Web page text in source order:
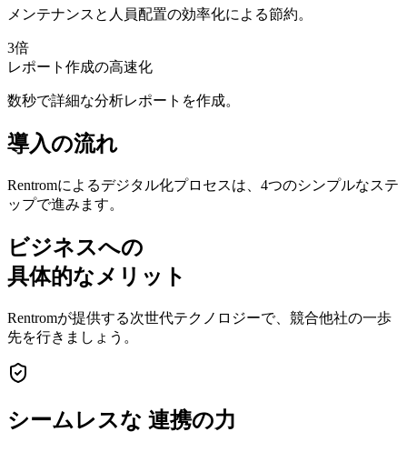
メンテナンスと人員配置の効率化による節約。
3倍
レポート作成の高速化
数秒で詳細な分析レポートを作成。
導入の流れ
Rentromによるデジタル化プロセスは、4つのシンプルなステ
ップで進みます。
ビジネスへの
具体的なメリット
Rentromが提供する次世代テクノロジーで、競合他社の一歩
先を行きましょう。
シームレスな 連携の力